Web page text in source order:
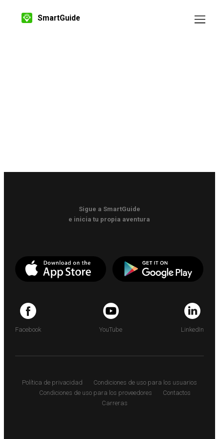
SmartGuide
Sigue a SmartGuide
e inicia tu propia aventura
Facebook YouTube LinkedIn
Política de privacidad
Condiciones de uso para los usuarios
Condiciones de uso para los proveedores
Contactos
Carreras